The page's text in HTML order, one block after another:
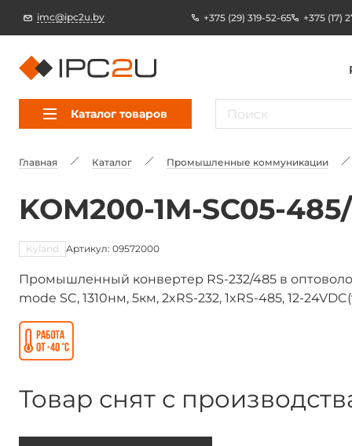
imc@ipc2u.by +375 (29) 319-52-65 +375 (17)
Каталог товаров
Главная Каталог Промышленные коммуникации
KOM200-1M-SC05-
Kyland Артикул: 09572000
Промышленный конвертер RS-232/485 в
mode SC, 1310нм, 5км, 2xRS-232, 1xRS-485, 12-
Товар снят с